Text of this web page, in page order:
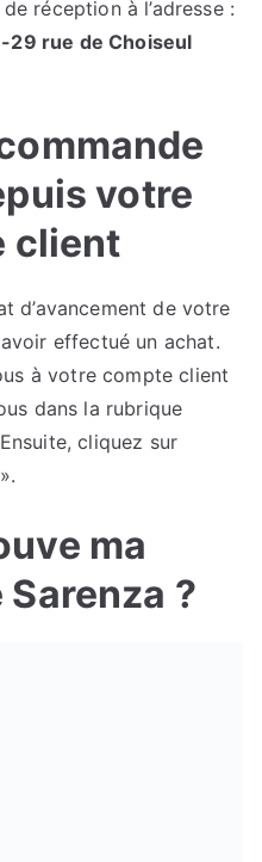
réception à l’adresse :
29 rue de Choiseul
votre
client
d’avancement de votre
effectué un achat.
à votre compte client
dans la rubrique
cliquez sur
».
ma
?